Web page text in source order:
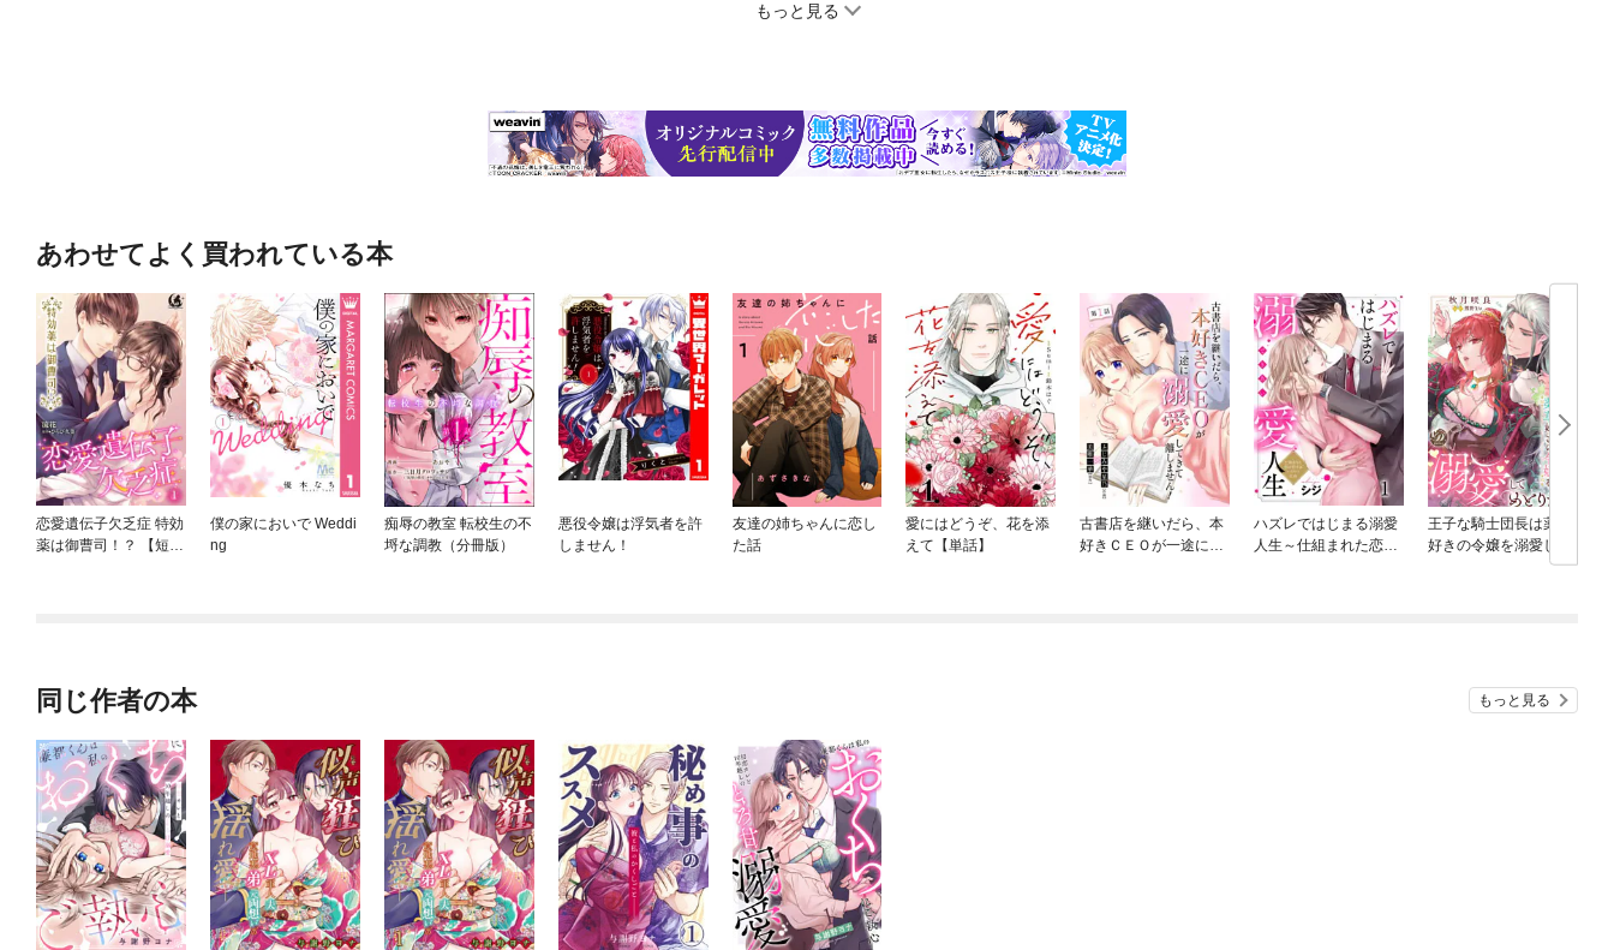
もっと見る
あわせてよく買われている本
恋愛遺伝子欠乏症 特効
薬は御曹司！？ 【短
僕の家においで Weddi
ng
痴辱の教室 転校生の不
埒な調教（分冊版）
悪役令嬢は浮気者を許
しません！
友達の姉ちゃんに恋し
た話
愛にはどうぞ、花を添
えて【単話】
古書店を継いだら、本
好きＣＥＯが一途に溺
ハズレではじまる溺愛
人生～仕組まれた恋の
王子な騎士団長は薬草
好きの令嬢を溺愛して
めとりたい【分冊版】
同じ作者の本 もっと見る